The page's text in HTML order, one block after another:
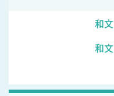
和文
和文